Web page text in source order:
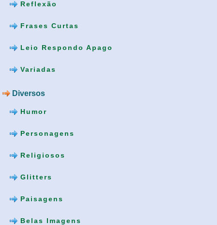
Reflexão
Frases Curtas
Leio Respondo Apago
Variadas
Diversos
Humor
Personagens
Religiosos
Glitters
Paisagens
Belas Imagens